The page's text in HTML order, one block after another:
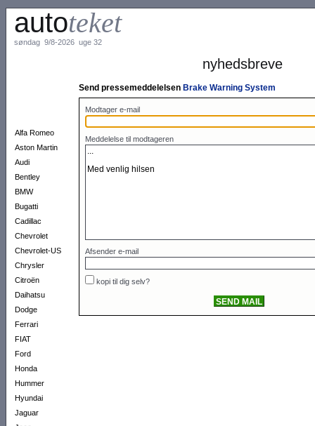
autoteket
søndag 9/8-2026 uge 32
Alfa Romeo
Aston Martin
Audi
Bentley
BMW
Bugatti
Cadillac
Chevrolet
Chevrolet-US
Chrysler
Citroën
Daihatsu
Dodge
Ferrari
FIAT
Ford
Honda
Hummer
Hyundai
Jaguar
nyhedsbreve
Send pressemeddelelsen Brake Warning System
Modtager e-mail
Meddelelse til modtageren
Afsender e-mail
kopi til dig selv?